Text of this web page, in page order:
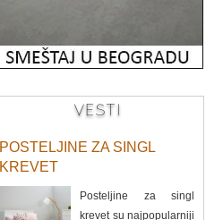
VESTI
POSTELJINE ZA SINGL
KREVET
Posteljine za singl
krevet su najpopularniji